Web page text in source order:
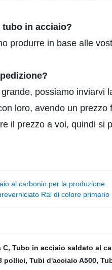
in acciaio?
produrre in base alle
possiamo
loro, avendo un
il prezzo a voi, quindi si
al carbonio per la produzione
Ral di colore
C, Tubo in acciaio saldato al
pollici, Tubi d'acciaio A500,